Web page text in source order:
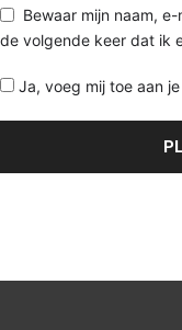
Bewaar mijn naam,
de volgende keer dat ik
Ja, voeg mij toe aan